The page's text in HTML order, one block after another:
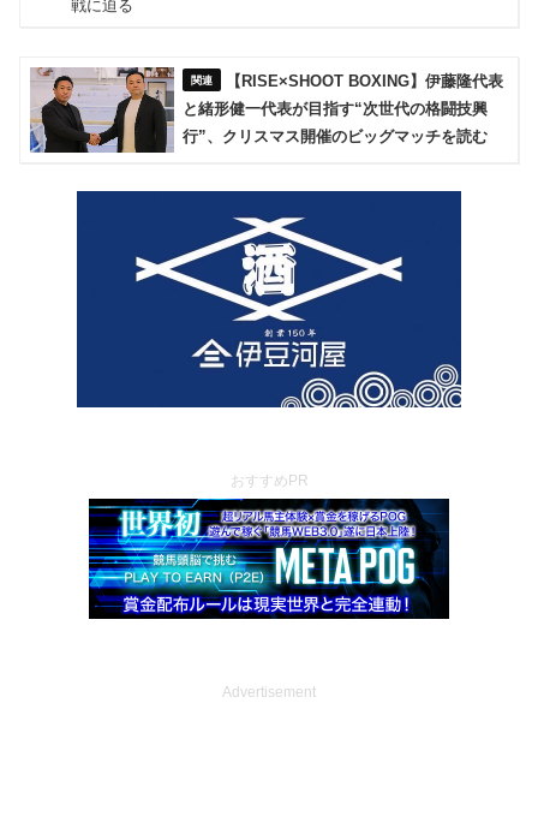
【RISE×SHOOT BOXING】伊藤隆代表
と緒形健一代表が目指す“次世代の格闘技興
行”、クリスマス開催のビッグマッチを読む
おすすめPR
Advertisement